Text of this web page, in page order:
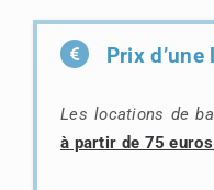
Prix
Les locations de
à partir de 75